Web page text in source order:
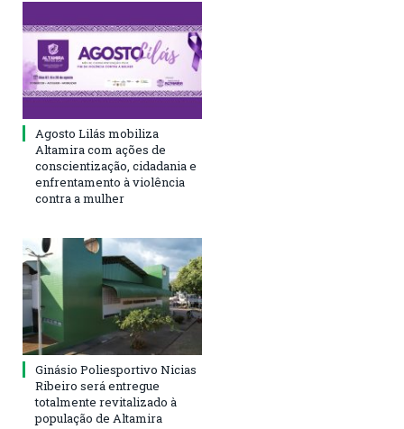
Agosto Lilás mobiliza
Altamira com ações de
conscientização, cidadania e
enfrentamento à violência
contra a mulher
Ginásio Poliesportivo Nicias
Ribeiro será entregue
totalmente revitalizado à
população de Altamira